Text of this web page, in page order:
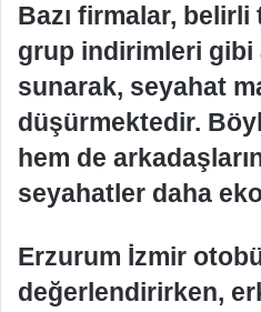
Bazı firmalar,
grup indirimleri gibi
sunarak, seyahat
düşürmektedir.
hem de
seyahatler daha
Erzurum İzmir
değerlendirirken,